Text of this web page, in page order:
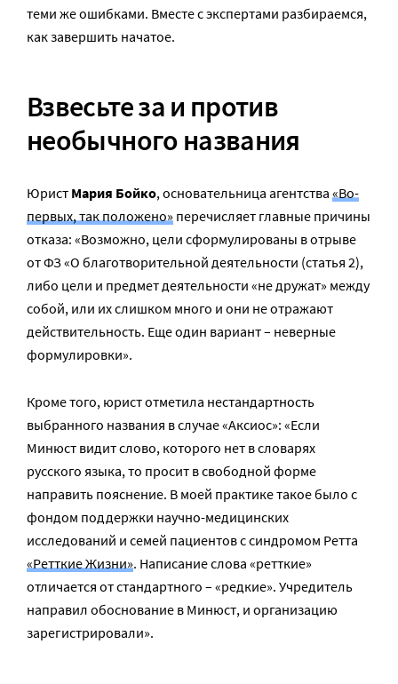
теми же ошибками. Вместе с экспертами разбираемся,
как завершить начатое.
Взвесьте за и против
необычного названия
Юрист Мария Бойко, основательница агентства «Во-
первых, так положено» перечисляет главные причины
отказа: «Возможно, цели сформулированы в отрыве
от ФЗ «О благотворительной деятельности (статья 2),
либо цели и предмет деятельности «не дружат» между
собой, или их слишком много и они не отражают
действительность. Еще один вариант – неверные
формулировки».
Кроме того, юрист отметила нестандартность
выбранного названия в случае «Аксиос»: «Если
Минюст видит слово, которого нет в словарях
русского языка, то просит в свободной форме
направить пояснение. В моей практике такое было с
фондом поддержки научно-медицинских
исследований и семей пациентов с синдромом Ретта
«Ретткие Жизни». Написание слова «ретткие»
отличается от стандартного – «редкие». Учредитель
направил обоснование в Минюст, и организацию
зарегистрировали».